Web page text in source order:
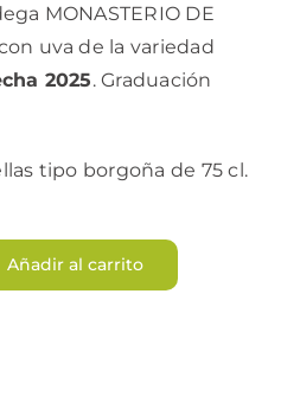
MONASTERIO DE
uva de la variedad
2025. Graduación
tipo borgoña de 75 cl.
Añadir al carrito